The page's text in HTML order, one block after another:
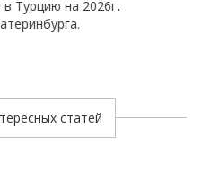
.
Скидка на
статей